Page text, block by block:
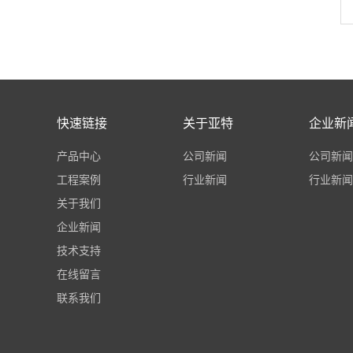
快速链接
产品中心
工程案例
关于我们
企业新闻
技术支持
在线留言
联系我们
关于亚特
公司新闻
行业新闻
企业新
公司新闻
行业新闻